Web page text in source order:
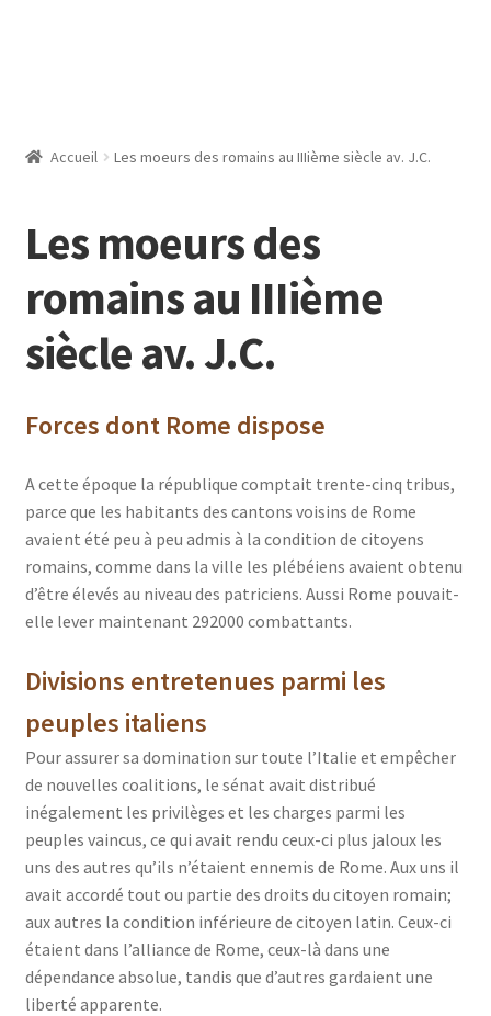
Accueil Les moeurs des romains au IIIième siècle av. J.C.
Les moeurs des
romains au IIIième
siècle av. J.C.
Forces dont Rome dispose
A cette époque la république comptait trente-cinq tribus,
parce que les habitants des cantons voisins de Rome
avaient été peu à peu admis à la condition de citoyens
romains, comme dans la ville les plébéiens avaient obtenu
d’être élevés au niveau des patriciens. Aussi Rome pouvait-
elle lever maintenant 292000 combattants.
Divisions entretenues parmi les
peuples italiens
Pour assurer sa domination sur toute l’Italie et empêcher
de nouvelles coalitions, le sénat avait distribué
inégalement les privilèges et les charges parmi les
peuples vaincus, ce qui avait rendu ceux-ci plus jaloux les
uns des autres qu’ils n’étaient ennemis de Rome. Aux uns il
avait accordé tout ou partie des droits du citoyen romain;
aux autres la condition inférieure de citoyen latin. Ceux-ci
étaient dans l’alliance de Rome, ceux-là dans une
dépendance absolue, tandis que d’autres gardaient une
liberté apparente.